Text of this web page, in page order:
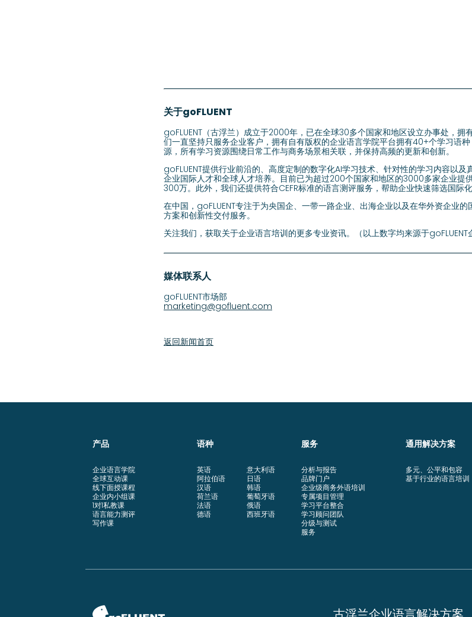
关于goFLUENT
goFLUENT（古浮兰）成立于2000年，已在全球30多个国家和地区设立办事处，拥
们一直坚持只服务企业客户，拥有自有版权的企业语言学院平台拥有40+个学习语
源，所有学习资源围绕日常工作与商务场景相关联，并保持高频的更新和创新。
goFLUENT提供行业前沿的、高度定制的数字化AI学习技术、针对性的学习内容以
企业国际人才和全球人才培养。目前已为超过200个国家和地区的3000多家企业提
300万。此外，我们还提供符合CEFR标准的语言测评服务，帮助企业快速筛选国际化
在中国，goFLUENT专注于为央国企、一带一路企业、出海企业以及在华外资企业
方案和创新性交付服务。
关注我们，获取关于企业语言培训的更多专业资讯。（以上数字均来源于goFLUENT
媒体联系人
goFLUENT市场部
marketing@gofluent.com
返回新闻首页
产品
企业语言学院
全球互动课
线下面授课程
企业内小组课
1对1私教课
语言能力测评
写作课
语种
英语
阿拉伯语
汉语
荷兰语
法语
德语
意大利语
日语
韩语
葡萄牙语
俄语
西班牙语
服务
分析与报告
品牌门户
企业级商务外语培训
专属项目管理
学习平台整合
学习顾问团队
分级与测试
服务
通用解决方案
多元、公平和包容
基于行业的语言培训